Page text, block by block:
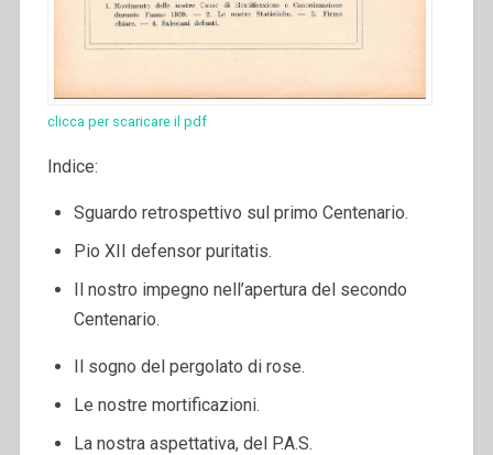
clicca per scaricare il pdf
Indice:
Sguardo retrospettivo sul primo Centenario.
Pio XII defensor puritatis.
Il nostro impegno nell’apertura del secondo
Centenario.
Il sogno del pergolato di rose.
Le nostre mortificazioni.
La nostra aspettativa, del P.A.S.